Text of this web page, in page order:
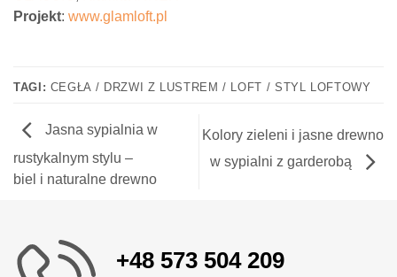
Projekt: www.glamloft.pl
TAGI: CEGŁA / DRZWI Z LUSTREM / LOFT / STYL LOFTOWY
Jasna sypialnia w
rustykalnym stylu –
biel i naturalne drewno
Kolory zieleni i jasne drewno
w sypialni z garderobą
+48 573 504 209